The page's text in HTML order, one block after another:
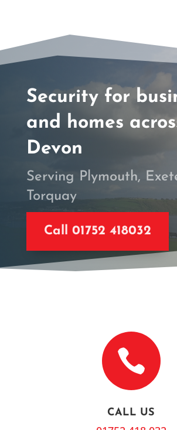
Security for
and homes
Devon
Serving Plymouth,
Torquay
Call 01752 418032

CALL US